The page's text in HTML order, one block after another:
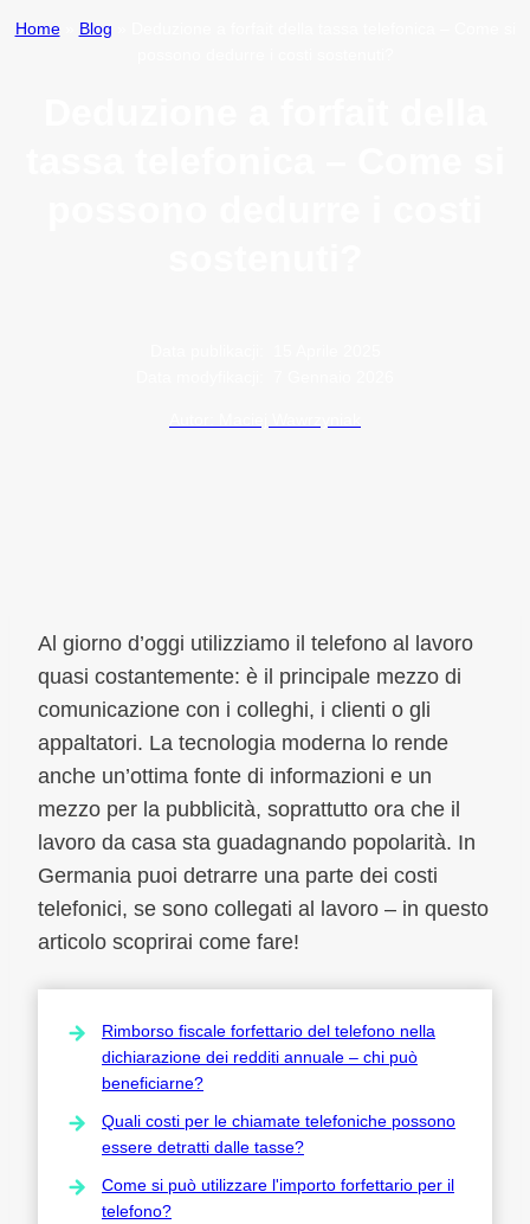
Home» Blog
Al giorno d’oggi utilizziamo il telefono al lavoro
quasi costantemente: è il principale mezzo di
comunicazione con i colleghi, i clienti o gli
appaltatori. La tecnologia moderna lo rende
anche un’ottima fonte di informazioni e un
mezzo per la pubblicità, soprattutto ora che il
lavoro da casa sta guadagnando popolarità. In
Germania puoi detrarre una parte dei costi
telefonici, se sono collegati al lavoro – in questo
articolo scoprirai come fare!
Rimborso fiscale forfettario del telefono nella
dichiarazione dei redditi annuale – chi può
beneficiarne?
Quali costi per le chiamate telefoniche possono
essere detratti dalle tasse?
Come si può utilizzare l'importo forfettario per il
telefono?